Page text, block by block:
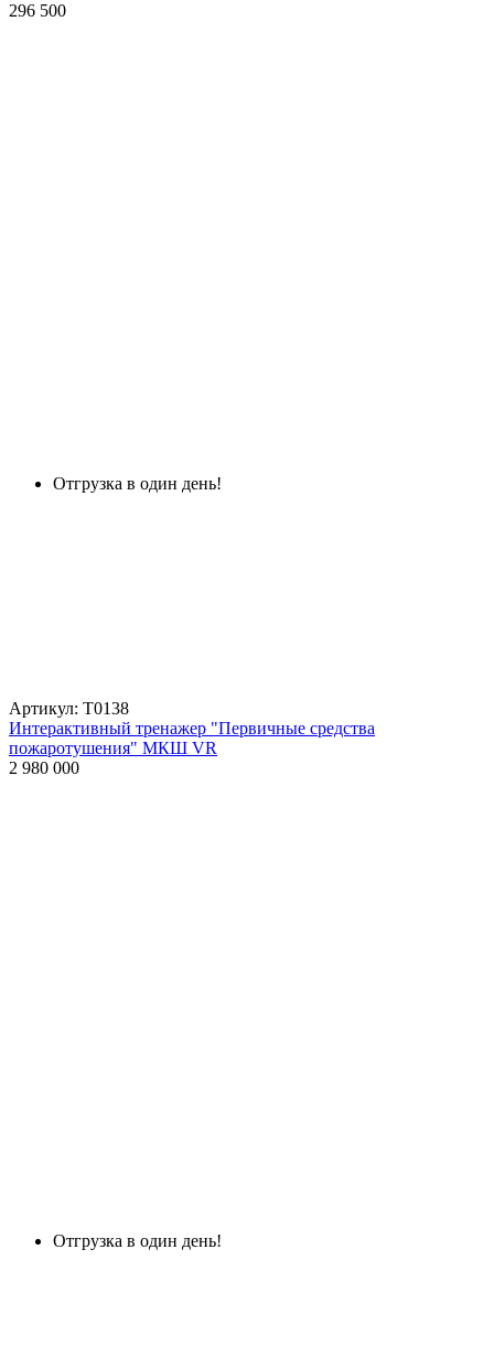
296 500
Отгрузка в один день!
Артикул: Т0138
Интерактивный тренажер "Первичные средства
пожаротушения" МКШ VR
2 980 000
Отгрузка в один день!